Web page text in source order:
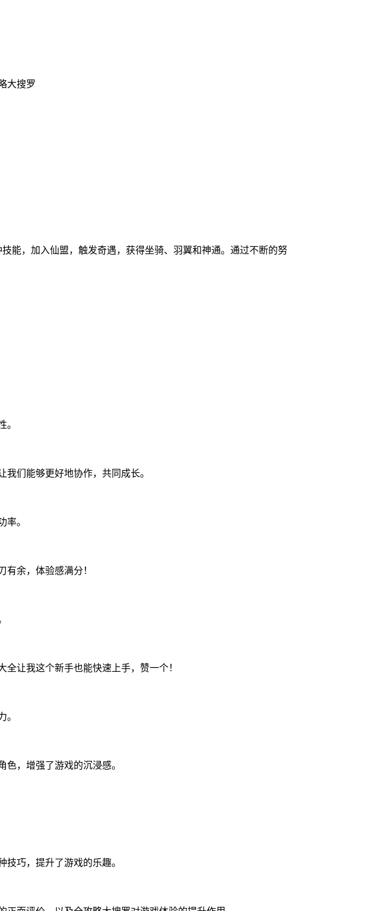
能，加入仙盟，触发奇遇，获得坐骑、羽翼和神通。通过不断的努
。
们能够更好地协作，共同成长。
率。
余，体验感满分！
让我这个新手也能快速上手，赞一个！
。
，增强了游戏的沉浸感。
巧，提升了游戏的乐趣。